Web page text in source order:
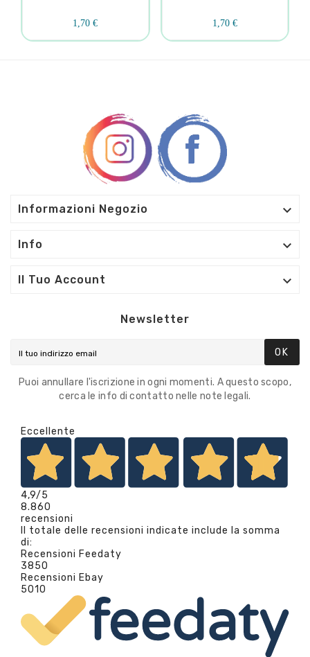
1,70 € 1,70 €
Informazioni Negozio 
Info 
Il Tuo Account 
Newsletter
OK
Puoi annullare l'iscrizione in ogni momenti. A questo scopo,
cerca le info di contatto nelle note legali.
Eccellente
4,9/5
8.860
recensioni
Il totale delle recensioni indicate include la somma
di:
Recensioni Feedaty
3850
Recensioni Ebay
5010